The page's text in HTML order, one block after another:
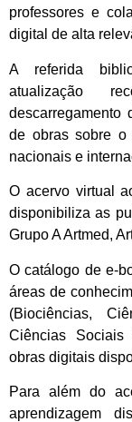
professores e
digital de alta
A referida
atualização
descarregamento
de obras sobre o
nacionais e
O acervo virtual
disponibiliza as
Grupo A Artmed,
O catálogo de e-
áreas de
(Biociências,
Ciências
obras digitais
Para além do
aprendizagem